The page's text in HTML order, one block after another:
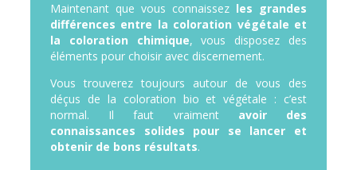
Maintenant que vous connaissez les grandes
différences entre la coloration végétale et
la coloration chimique, vous disposez des
éléments pour choisir avec discernement.
Vous trouverez toujours autour de vous des
déçus de la coloration bio et végétale : c’est
normal. Il faut vraiment avoir des
connaissances solides pour se lancer et
obtenir de bons résultats.